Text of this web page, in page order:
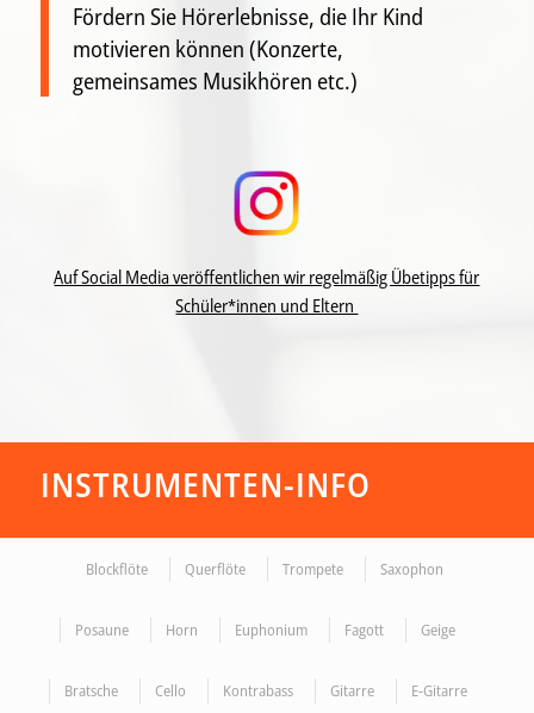
Fördern Sie Hörerlebnisse, die Ihr Kind
motivieren können (Konzerte,
gemeinsames Musikhören etc.)
Auf Social Media veröffentlichen wir regelmäßig Übetipps für
Schüler*innen und Eltern
INSTRUMENTEN-INFO
Blockflöte Querflöte Trompete Saxophon
Posaune Horn Euphonium Fagott Geige
Bratsche Cello Kontrabass Gitarre E-Gitarre